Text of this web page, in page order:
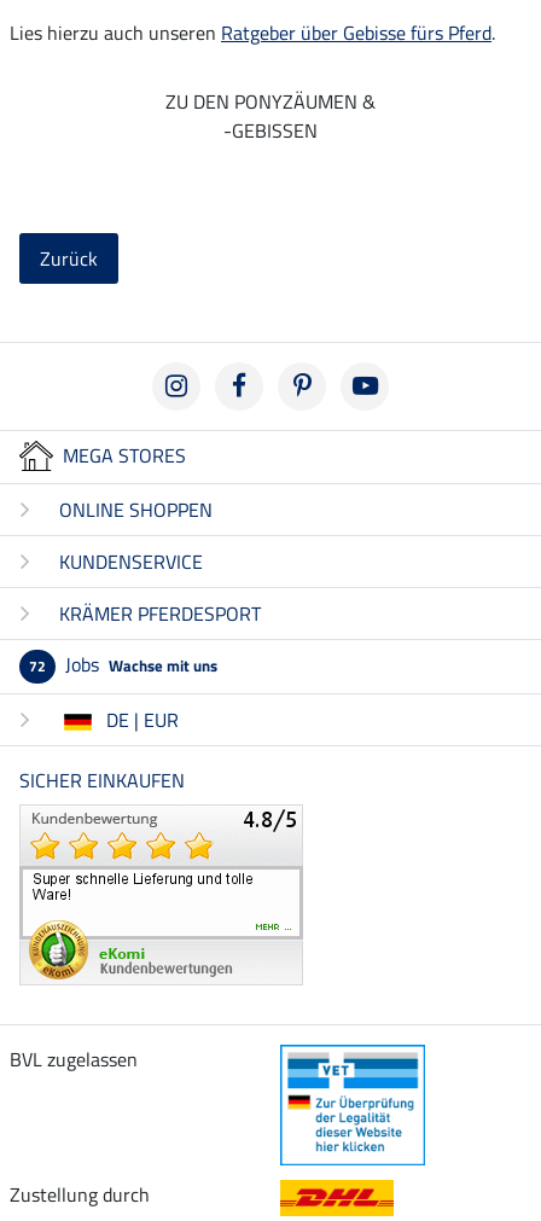
Lies hierzu auch unseren Ratgeber über Gebisse fürs Pferd.
ZU DEN PONYZÄUMEN &
-GEBISSEN
Zurück
MEGA STORES
ONLINE SHOPPEN
KUNDENSERVICE
KRÄMER PFERDESPORT
72 Jobs Wachse mit uns
DE | EUR
SICHER EINKAUFEN
BVL zugelassen
Zustellung durch